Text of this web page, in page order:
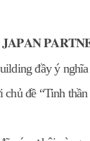
𝐉𝐀𝐏𝐀𝐍
đầy ý
đề “Tinh